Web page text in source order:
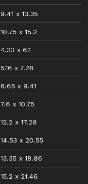
9.41 x 13.35
10.75 x 15.2
4.33 x 6.1
5.16 x 7.28
6.65 x 9.41
7.6 x 10.75
12.2 x 17.28
14.53 x 20.55
13.35 x 18.86
15.2 x 21.46